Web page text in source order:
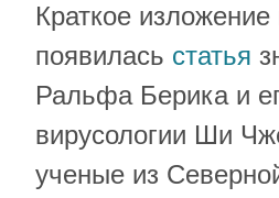
Краткое
появилась статья
Ральфа Берика и
вирусологии Ши
ученые из